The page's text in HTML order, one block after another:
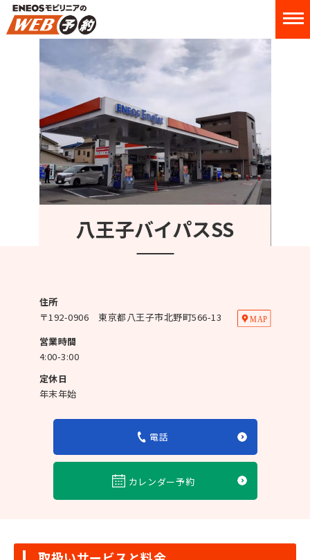
八王子バイパスSS
住所
〒192-0906
東京都八王子市北野町566-13
営業時間
4:00-3:00
定休日
年末年始
電話
カレンダー予約